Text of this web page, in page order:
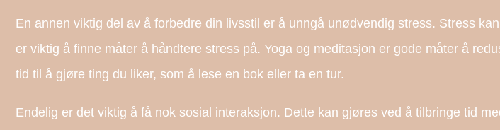
En annen viktig del av å forbedre din livsstil er å unngå unødvendig stress. Stress
er viktig å finne måter å håndtere stress på. Yoga og meditasjon er gode måter å
tid til å gjøre ting du liker, som å lese en bok eller ta en tur.
Endelig er det viktig å få nok sosial interaksjon. Dette kan gjøres ved å tilbringe tid